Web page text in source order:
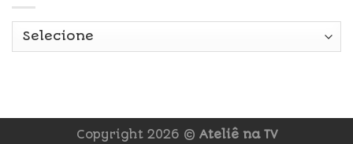
Copyright 2026 © Ateliê na TV